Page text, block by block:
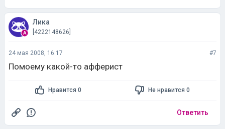
Лика
[4222148626]
24 мая 2008, 16:17 #7
Помоему какой-то афферист
Нравится 0 Не нравится 0
Ответить